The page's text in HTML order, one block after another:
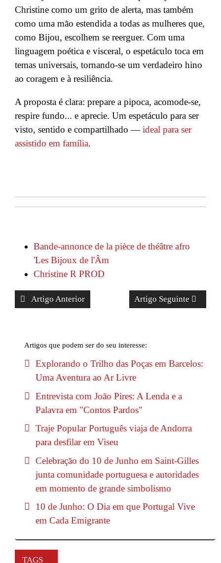
Christine como um grito de alerta, mas também
como uma mão estendida a todas as mulheres que,
como Bijou, escolhem se reerguer. Com uma
linguagem poética e visceral, o espetáculo toca em
temas universais, tornando-se um verdadeiro hino
ao coragem e à resiliência.
A proposta é clara: prepare a pipoca, acomode-se,
respire fundo... e aprecie. Um espetáculo para ser
visto, sentido e compartilhado —ideal para ser
assistido em família.
Bande-annonce de la pièce de théâtre afro
'Les Bijoux de l'Âm
Christine R PROD
Artigo Anterior Artigo Seguinte
Artigos que podem ser do seu interesse:
Explorando o Trilho das Poças em Barcelos:
Uma Aventura ao Ar Livre
Entrevista com João Pires: A Lenda e a
Palavra em "Contos Pardos"
Traje Popular Português viaja de Andorra
para desfilar em Viseu
Celebração do 10 de Junho em Saint-Gilles
junta comunidade portuguesa e autoridades
em momento de grande simbolismo
10 de Junho: O Dia em que Portugal Vive
em Cada Emigrante
TAGS